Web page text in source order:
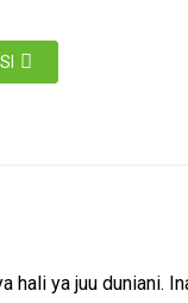
ya juu duniani.